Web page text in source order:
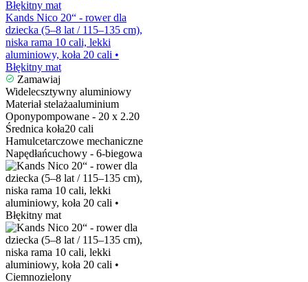
Kands Nico 20“ - rower dla
dziecka (5–8 lat / 115–135 cm),
niska rama 10 cali, lekki
aluminiowy, koła 20 cali •
Błękitny mat
Zamawiaj
Widelecsztywny aluminiowy
Materiał stelażaaluminium
Oponypompowane - 20 x 2.20
Średnica koła20 cali
Hamulcetarczowe mechaniczne
Napędłańcuchowy - 6-biegowa